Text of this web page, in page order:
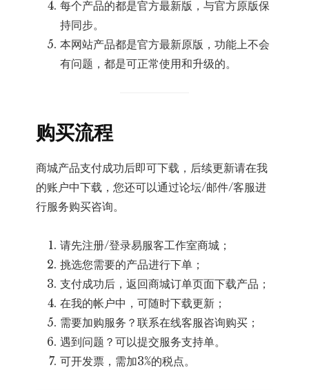
每个产品的都是官方最新版，与官方原版保
持同步。
本网站产品都是官方最新原版，功能上不会
有问题，都是可正常使用和升级的。
购买流程
商城产品支付成功后即可下载，后续更新请在我
的账户中下载，您还可以通过论坛/邮件/客服进
行服务购买咨询。
请先注册/登录易服客工作室商城；
挑选您需要的产品进行下单；
支付成功后，返回商城订单页面下载产品；
在我的帐户中，可随时下载更新；
需要加购服务？联系在线客服咨询购买；
遇到问题？可以提交服务支持单。
可开发票，需加3%的税点。